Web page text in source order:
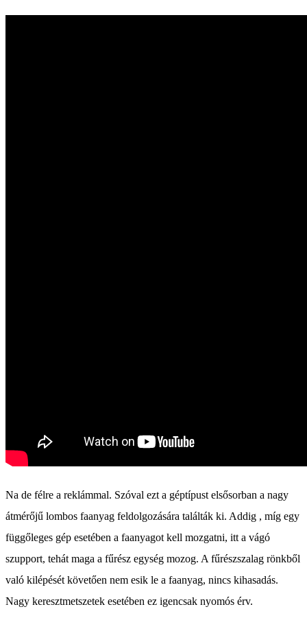
Na de félre a reklámmal. Szóval ezt a géptípust elsősorban a nagy
átmérőjű lombos faanyag feldolgozására találták ki. Addig , míg egy
függőleges gép esetében a faanyagot kell mozgatni, itt a vágó
szupport, tehát maga a fűrész egység mozog. A fűrészszalag rönkből
való kilépését követően nem esik le a faanyag, nincs kihasadás.
Nagy keresztmetszetek esetében ez igencsak nyomós érv.